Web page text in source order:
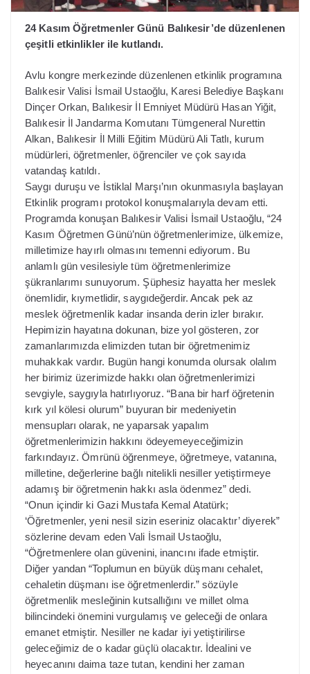
24 Kasım Öğretmenler Günü Balıkesir’de düzenlenen
çeşitli etkinlikler ile kutlandı.
Avlu kongre merkezinde düzenlenen etkinlik programına
Balıkesir Valisi İsmail Ustaoğlu, Karesi Belediye Başkanı
Dinçer Orkan, Balıkesir İl Emniyet Müdürü Hasan Yiğit,
Balıkesir İl Jandarma Komutanı Tümgeneral Nurettin
Alkan, Balıkesir İl Milli Eğitim Müdürü Ali Tatlı, kurum
müdürleri, öğretmenler, öğrenciler ve çok sayıda
vatandaş katıldı.
Saygı duruşu ve İstiklal Marşı’nın okunmasıyla başlayan
Etkinlik programı protokol konuşmalarıyla devam etti.
Programda konuşan Balıkesir Valisi İsmail Ustaoğlu, “24
Kasım Öğretmen Günü’nün öğretmenlerimize, ülkemize,
milletimize hayırlı olmasını temenni ediyorum. Bu
anlamlı gün vesilesiyle tüm öğretmenlerimize
şükranlarımı sunuyorum. Şüphesiz hayatta her meslek
önemlidir, kıymetlidir, saygıdeğerdir. Ancak pek az
meslek öğretmenlik kadar insanda derin izler bırakır.
Hepimizin hayatına dokunan, bize yol gösteren, zor
zamanlarımızda elimizden tutan bir öğretmenimiz
muhakkak vardır. Bugün hangi konumda olursak olalım
her birimiz üzerimizde hakkı olan öğretmenlerimizi
sevgiyle, saygıyla hatırlıyoruz. “Bana bir harf öğretenin
kırk yıl kölesi olurum” buyuran bir medeniyetin
mensupları olarak, ne yaparsak yapalım
öğretmenlerimizin hakkını ödeyemeyeceğimizin
farkındayız. Ömrünü öğrenmeye, öğretmeye, vatanına,
milletine, değerlerine bağlı nitelikli nesiller yetiştirmeye
adamış bir öğretmenin hakkı asla ödenmez” dedi.
“Onun içindir ki Gazi Mustafa Kemal Atatürk;
‘Öğretmenler, yeni nesil sizin eseriniz olacaktır’ diyerek”
sözlerine devam eden Vali İsmail Ustaoğlu,
“Öğretmenlere olan güvenini, inancını ifade etmiştir.
Diğer yandan “Toplumun en büyük düşmanı cehalet,
cehaletin düşmanı ise öğretmenlerdir.” sözüyle
öğretmenlik mesleğinin kutsallığını ve millet olma
bilincindeki önemini vurgulamış ve geleceği de onlara
emanet etmiştir. Nesiller ne kadar iyi yetiştirilirse
geleceğimiz de o kadar güçlü olacaktır. İdealini ve
heyecanını daima taze tutan, kendini her zaman